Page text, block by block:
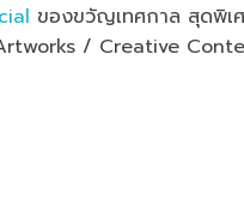
ของขวัญเทศกาล สุดพิเ
/ Creative